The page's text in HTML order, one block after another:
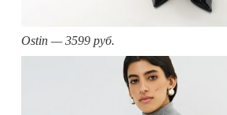
Ostin — 3599 руб.